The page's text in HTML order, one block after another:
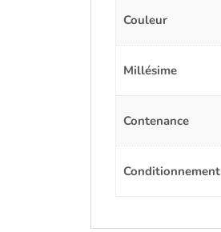
Couleur
Millésime
Contenance
Conditionnement